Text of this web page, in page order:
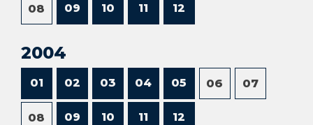
08 09 10 11 12
2004
01 02 03 04 05 06 07
08 09 10 11 12